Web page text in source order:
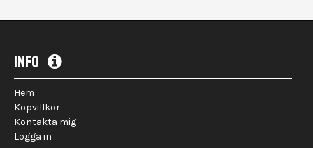
INFO
Hem
Köpvillkor
Kontakta mig
Logga in